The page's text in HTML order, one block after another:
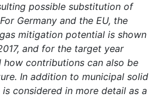
possible substitution of
Germany and the EU, the
mitigation potential is shown
and for the target year
contributions can also be
In addition to municipal solid
considered in more detail as a